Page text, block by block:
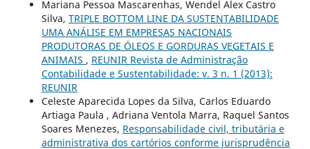
Mariana Pessoa Mascarenhas, Wendel Alex Castro
Silva, TRIPLE BOTTOM LINE DA SUSTENTABILIDADE
UMA ANÁLISE EM EMPRESAS NACIONAIS
PRODUTORAS DE ÓLEOS E GORDURAS VEGETAIS E
ANIMAIS , REUNIR Revista de Administração
Contabilidade e Sustentabilidade: v. 3 n. 1 (2013):
REUNIR
Celeste Aparecida Lopes da Silva, Carlos Eduardo
Artiaga Paula , Adriana Ventola Marra, Raquel Santos
Soares Menezes, Responsabilidade civil, tributária e
administrativa dos cartórios conforme jurisprudência